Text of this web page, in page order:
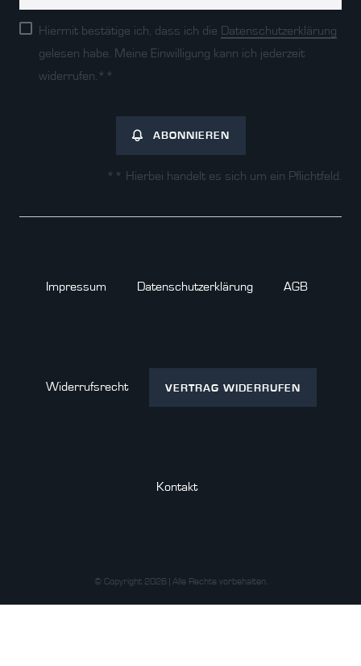
Hiermit bestätige ich, dass ich die Daten­schutz­erklärung
gelesen habe. Meine Einwilligung kann ich jederzeit
widerrufen.**
ABONNIEREN
** Hierbei handelt es sich um ein Pflichtfeld.
Impressum Daten­schutz­erklärung AGB
Widerrufs­recht VERTRAG WIDERRUFEN
Kontakt
© Copyright 2026 | Alle Rechte vorbehalten.